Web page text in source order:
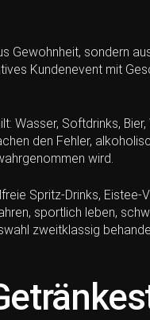
Gewohnheit, sondern
Kundenevent mit
Wasser, Softdrinks,
den Fehler,
wird.
Spritz-Drinks,
sportlich leben,
zweitklassig